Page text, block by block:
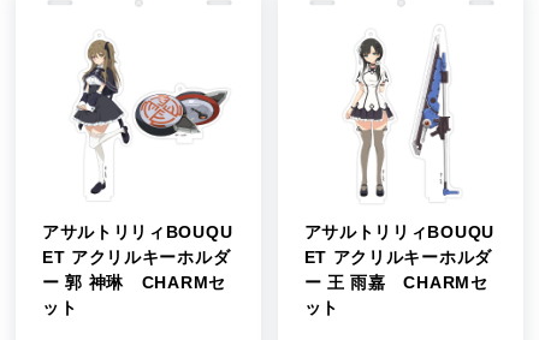
アサルトリリィBOUQU
ET アクリルキーホルダ
ー 郭 神琳 CHARMセ
ット
アサルトリリィBOUQU
ET アクリルキーホルダ
ー 王 雨嘉 CHARMセ
ット